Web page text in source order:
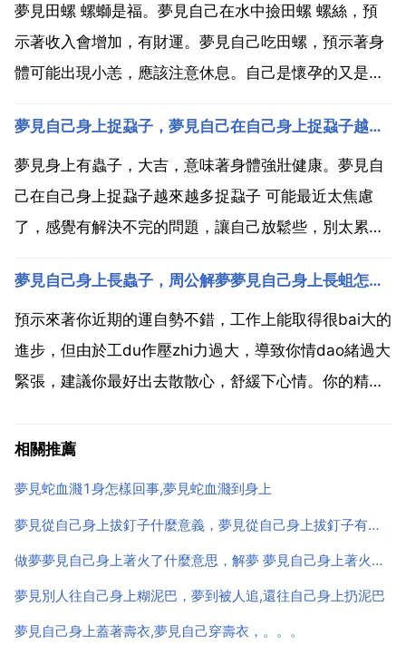
夢見田螺 螺螄是福。夢見自己在水中撿田螺 螺絲，預
示著收入會增加，有財運。夢見自己吃田螺，預示著身
體可能出現小恙，應該注意休息。自己是懷孕的又是做
多好多的田螺，然後自己的父親叫自己注意點不好，請
問這是怎麼解答啊 夢見白蟻爬自己身上還咬自己 夢由
心生。大...
夢見自己身上捉蝨子，夢見自己在自己身上捉蝨子越來越多捉蝨子
夢見身上有蟲子，大吉，意味著身體強壯健康。夢見自
己在自己身上捉蝨子越來越多捉蝨子 可能最近太焦慮
了，感覺有解決不完的問題，讓自己放鬆些，別太累，
見頭上長滿蝨子，表明最近事態蕪雜，會讓你很是忙
亂，也會讓你感到心煩意亂。蝨子令人煩躁，在夢中代
表損失。夢中...
夢見自己身上長蟲子，周公解夢夢見自己身上長蛆怎麼也拿不淨
預示來著你近期的運自勢不錯，工作上能取得很bai大的
進步，但由於工du作壓zhi力過大，導致你情dao緒過大
緊張，建議你最好出去散散心，舒緩下心情。你的精力
覺。很多事情似乎已經脫離了你的控制，這讓你有點沮
相關推薦
夢見蛇血濺1身怎樣回事,夢見蛇血濺到身上
夢見從自己身上拔釘子什麼意義，夢見從自己身上拔釘子有什麼意義
做夢夢見自己身上著火了什麼意思，解夢 夢見自己身上著火什麼意思
夢見別人往自己身上糊泥巴，夢到被人追,還往自己身上扔泥巴
夢見自己身上蓋著壽衣,夢見自己穿壽衣，。。。